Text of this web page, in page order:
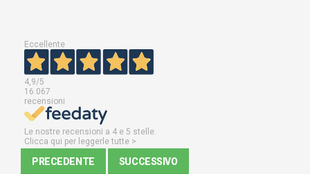
Eccellente
4,9/5
16.067
recensioni
Le nostre recensioni a 4 e 5 stelle.
Clicca qui per leggerle tutte >
PRECEDENTE SUCCESSIVO